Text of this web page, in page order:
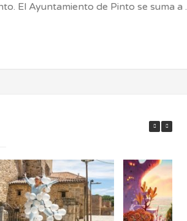
El Ayuntamiento de Pinto se suma